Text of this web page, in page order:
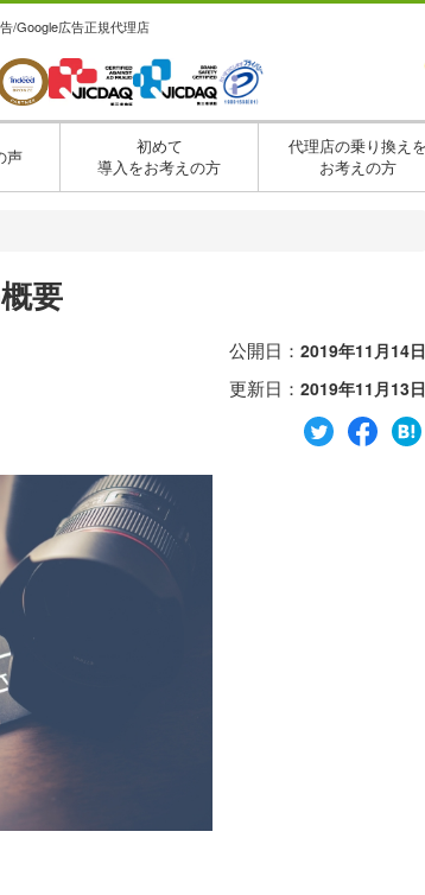
/Google広告正規代理店
声
初めて
導入をお考えの方
代理店の乗り換え
お考えの方
要
公開日： 2019年11月14日
更新日： 2019年11月13日